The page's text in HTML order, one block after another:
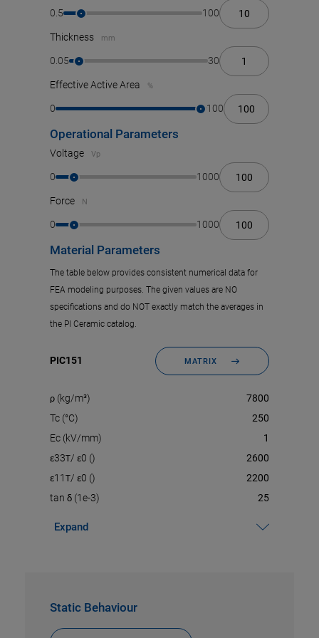
0,5 - 100 and > t
Thickness (mm)
0.5 100
Thickness mm
0.05 30
Effective Active Area %
0 100
Operational Parameters
Voltage Vp
0 1000
Force N
0 1000
Material Parameters
The table below provides consistent numerical data for
FEA modeling purposes. The given values are NO
specifications and do NOT exactly match the averages in
the PI Ceramic catalog.
PIC151 MATRIX
ρ (kg/m³)
7800
Tc (°C)
250
Ec (kV/mm)
1
ε33Τ/ ε0 ()
2600
ε11Τ/ ε0 ()
2200
tan δ (1e-3)
25
kp ()
0.65
k15 ()
Expand
Static Behaviour